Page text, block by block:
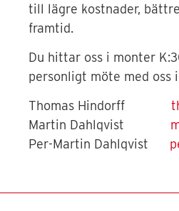
till lägre kostnader,
framtid.
Du hittar oss i monter
personligt möte med oss
Thomas Hindorff
Martin Dahlqvist
Per-Martin Dahlqvist